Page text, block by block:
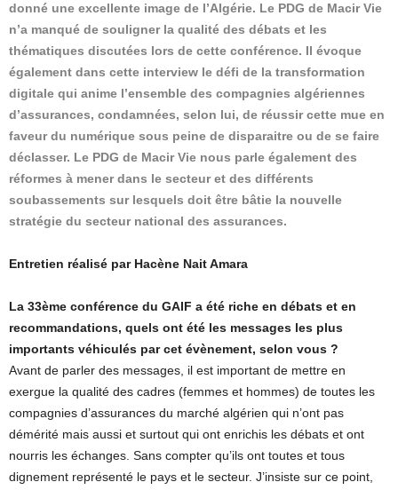
donné une excellente image de l’Algérie. Le PDG de Macir Vie
n’a manqué de souligner la qualité des débats et les
thématiques discutées lors de cette conférence. Il évoque
également dans cette interview le défi de la transformation
digitale qui anime l’ensemble des compagnies algériennes
d’assurances, condamnées, selon lui, de réussir cette mue en
faveur du numérique sous peine de disparaitre ou de se faire
déclasser. Le PDG de Macir Vie nous parle également des
réformes à mener dans le secteur et des différents
soubassements sur lesquels doit être bâtie la nouvelle
stratégie du secteur national des assurances.
Entretien réalisé par Hacène Nait Amara
La 33ème conférence du GAIF a été riche en débats et en
recommandations, quels ont été les messages les plus
importants véhiculés par cet évènement, selon vous ?
Avant de parler des messages, il est important de mettre en
exergue la qualité des cadres (femmes et hommes) de toutes les
compagnies d’assurances du marché algérien qui n’ont pas
démérité mais aussi et surtout qui ont enrichis les débats et ont
nourris les échanges. Sans compter qu’ils ont toutes et tous
dignement représenté le pays et le secteur. J’insiste sur ce point,